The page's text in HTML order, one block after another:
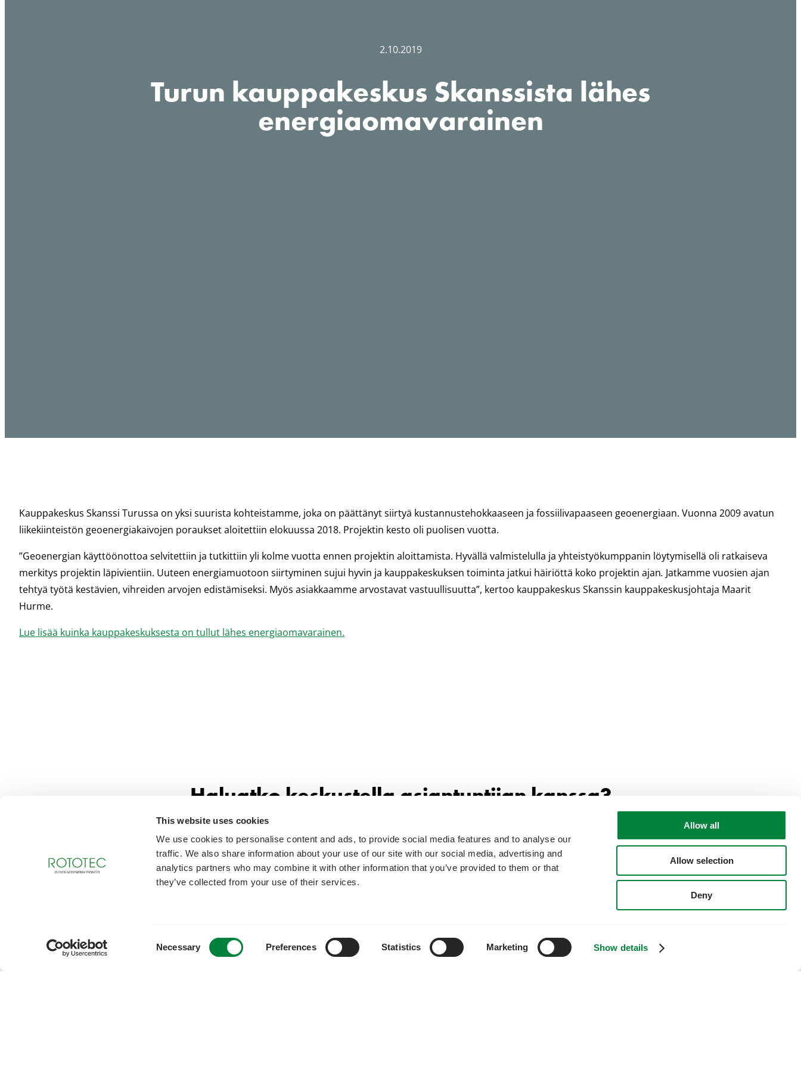
This website uses cookies
We use cookies to personalise content and ads, to provide social media features and to analyse our
traffic. We also share information about your use of our site with our social media, advertising and
analytics partners who may combine it with other information that you’ve provided to them or that
they’ve collected from your use of their services.
Necessary Preferences Statistics Marketing Show details
Allow all
Allow selection
Deny
2.10.2019
Turun kauppakeskus Skanssista lähes
energiaomavarainen
Kauppakeskus Skanssi Turussa on yksi suurista kohteistamme, joka on päättänyt siirtyä kustannustehokkaaseen ja fossiilivapaaseen geoenergiaan. Vuonna 2009 avatun
liikekiinteistön geoenergiakaivojen poraukset aloitettiin elokuussa 2018. Projektin kesto oli puolisen vuotta.
”Geoenergian käyttöönottoa selvitettiin ja tutkittiin yli kolme vuotta ennen projektin aloittamista. Hyvällä valmistelulla ja yhteistyökumppanin löytymisellä oli ratkaiseva
merkitys projektin läpivientiin. Uuteen energiamuotoon siirtyminen sujui hyvin ja kauppakeskuksen toiminta jatkui häiriöttä koko projektin ajan. Jatkamme vuosien ajan
tehtyä työtä kestävien, vihreiden arvojen edistämiseksi. Myös asiakkaamme arvostavat vastuullisuutta”, kertoo kauppakeskus Skanssin kauppakeskusjohtaja Maarit
Hurme.
Lue lisää kuinka kauppakeskuksesta on tullut lähes energiaomavarainen.
Haluatko keskustella asiantuntijan kanssa?
Jätä meille viesti, mikäli olet kiinnostunut palveluistamme tai sinulla on kysymyksiä geoenergiaan liittyen. Asiakaspalvelumme ottaa sinuun yhteyttä niin pian kuin
mahdollista.
Myymme suoraan ainoastaan yritysasiakkaille.